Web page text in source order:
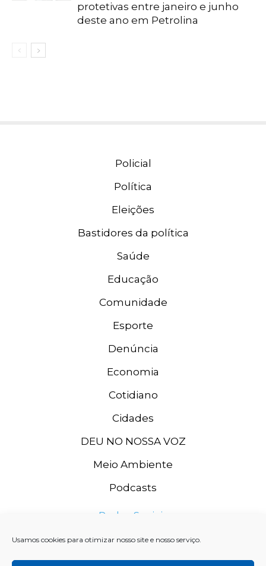
Usamos cookies para otimizar nosso site e nosso serviço.
protetivas entre janeiro e junho
deste ano em Petrolina
Policial
Política
Eleições
Bastidores da política
Saúde
Educação
Comunidade
Esporte
Denúncia
Economia
Cotidiano
Cidades
DEU NO NOSSA VOZ
Meio Ambiente
Podcasts
Redes Sociais